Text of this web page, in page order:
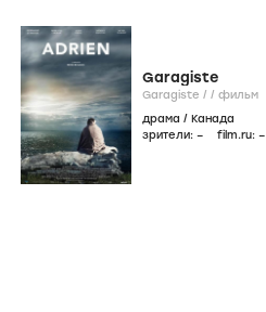
Garagiste
Garagiste / / фильм
драма / Канада
зрители: – film.ru: –